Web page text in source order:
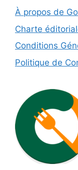
À propos de
Charte
Conditions
Politique de